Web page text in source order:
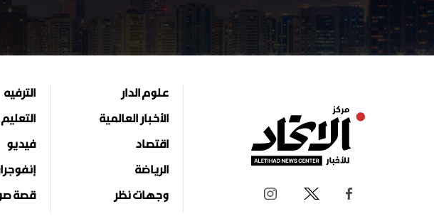
علوم الدار
الأخبار العالمية
اقتصاد
الرياضة
وجهات نظر
الترفيه
فيديو
قصة